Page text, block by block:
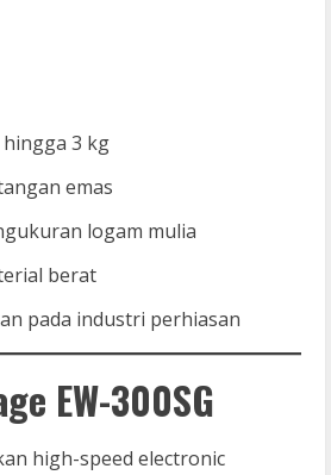
3 kg
emas
logam mulia
berat
pada industri perhiasan
EW-300SG
high-speed electronic